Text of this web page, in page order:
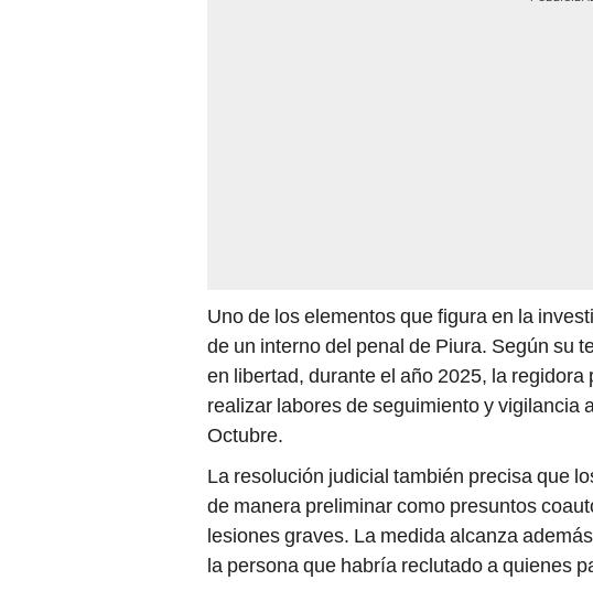
Uno de los elementos que figura en la
de un interno del penal de Piura. Según su
en libertad, durante el año 2025, la
realizar labores de seguimiento y vigilancia
Octubre.
La resolución judicial también precisa que
de manera preliminar como presuntos
lesiones graves. La medida alcanza
la persona que habría reclutado a quienes